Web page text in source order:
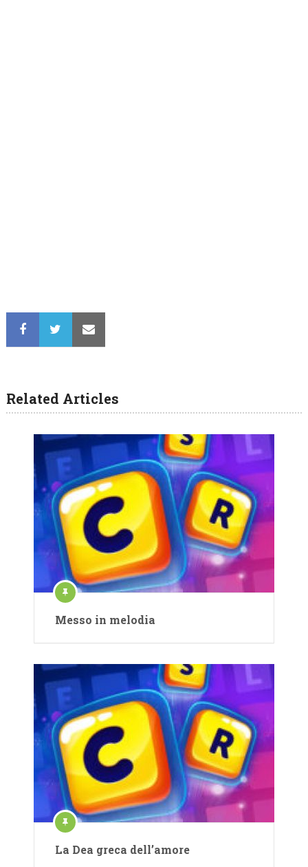
Related Articles
Messo in melodia
La Dea greca dell’amore